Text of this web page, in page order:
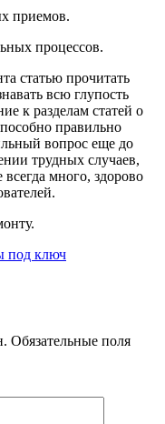
приемов.
процессов.
статью прочитать
всю глупость
к разделам статей о
правильно
вопрос еще до
трудных случаев,
много, здорово
под ключ
Обязательные поля